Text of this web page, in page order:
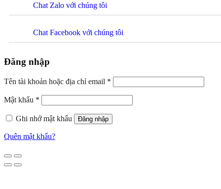
Chat Zalo với chúng tôi
Chat Facebook với chúng tôi
Đăng nhập
Tên tài khoản hoặc địa chỉ email *
Mật khẩu *
Ghi nhớ mật khẩu Đăng nhập
Quên mật khẩu?